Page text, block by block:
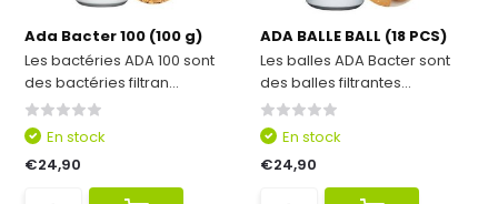
Ada Bacter 100 (100 g)
Les bactéries ADA 100 sont
des bactéries filtran...
En stock
€24,90
ADA BALLE BALL (18 PCS)
Les balles ADA Bacter sont
des balles filtrantes...
En stock
€24,90